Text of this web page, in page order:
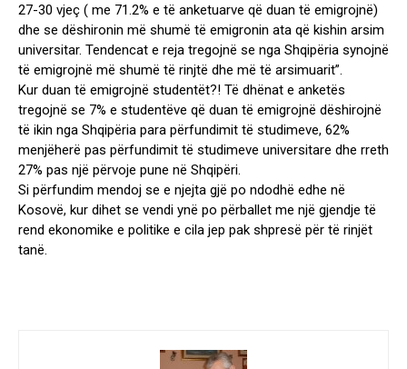
27-30 vjeç ( me 71.2% e të anketuarve që duan të emigrojnë)
dhe se dëshironin më shumë të emigronin ata që kishin arsim
universitar. Tendencat e reja tregojnë se nga Shqipëria synojnë
të emigrojnë më shumë të rinjtë dhe më të arsimuarit”.
Kur duan të emigrojnë studentët?! Të dhënat e anketës
tregojnë se 7% e studentëve që duan të emigrojnë dëshirojnë
të ikin nga Shqipëria para përfundimit të studimeve, 62%
menjëherë pas përfundimit të studimeve universitare dhe rreth
27% pas një përvoje pune në Shqipëri.
Si përfundim mendoj se e njejta gjë po ndodhë edhe në
Kosovë, kur dihet se vendi ynë po përballet me një gjendje të
rend ekonomike e politike e cila jep pak shpresë për të rinjët
tanë.